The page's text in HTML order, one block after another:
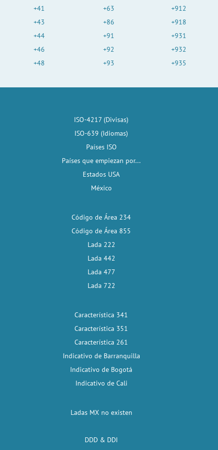
+41
+43
+44
+46
+48
+63
+86
+91
+92
+93
+912
+918
+931
+932
+935
ISO-4217 (Divisas)
ISO-639 (Idiomas)
Países ISO
Países que empiezan por...
Estados USA
México
Código de Área 234
Código de Área 855
Lada 222
Lada 442
Lada 477
Lada 722
Característica 341
Característica 351
Característica 261
Indicativo de Barranquilla
Indicativo de Bogotá
Indicativo de Cali
Ladas MX no existen
DDD & DDI